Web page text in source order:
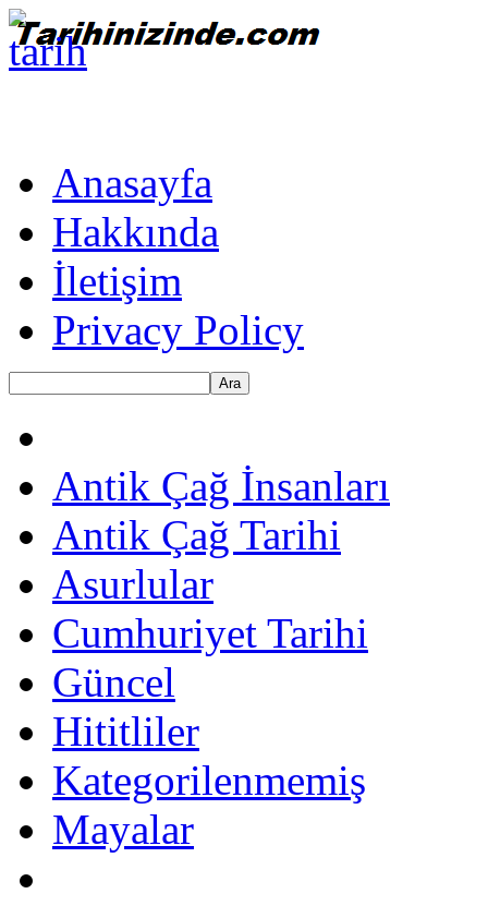
Anasayfa
Hakkında
İletişim
Privacy Policy
Ara
Antik Çağ İnsanları
Antik Çağ Tarihi
Asurlular
Cumhuriyet Tarihi
Güncel
Hititliler
Kategorilenmemiş
Mayalar